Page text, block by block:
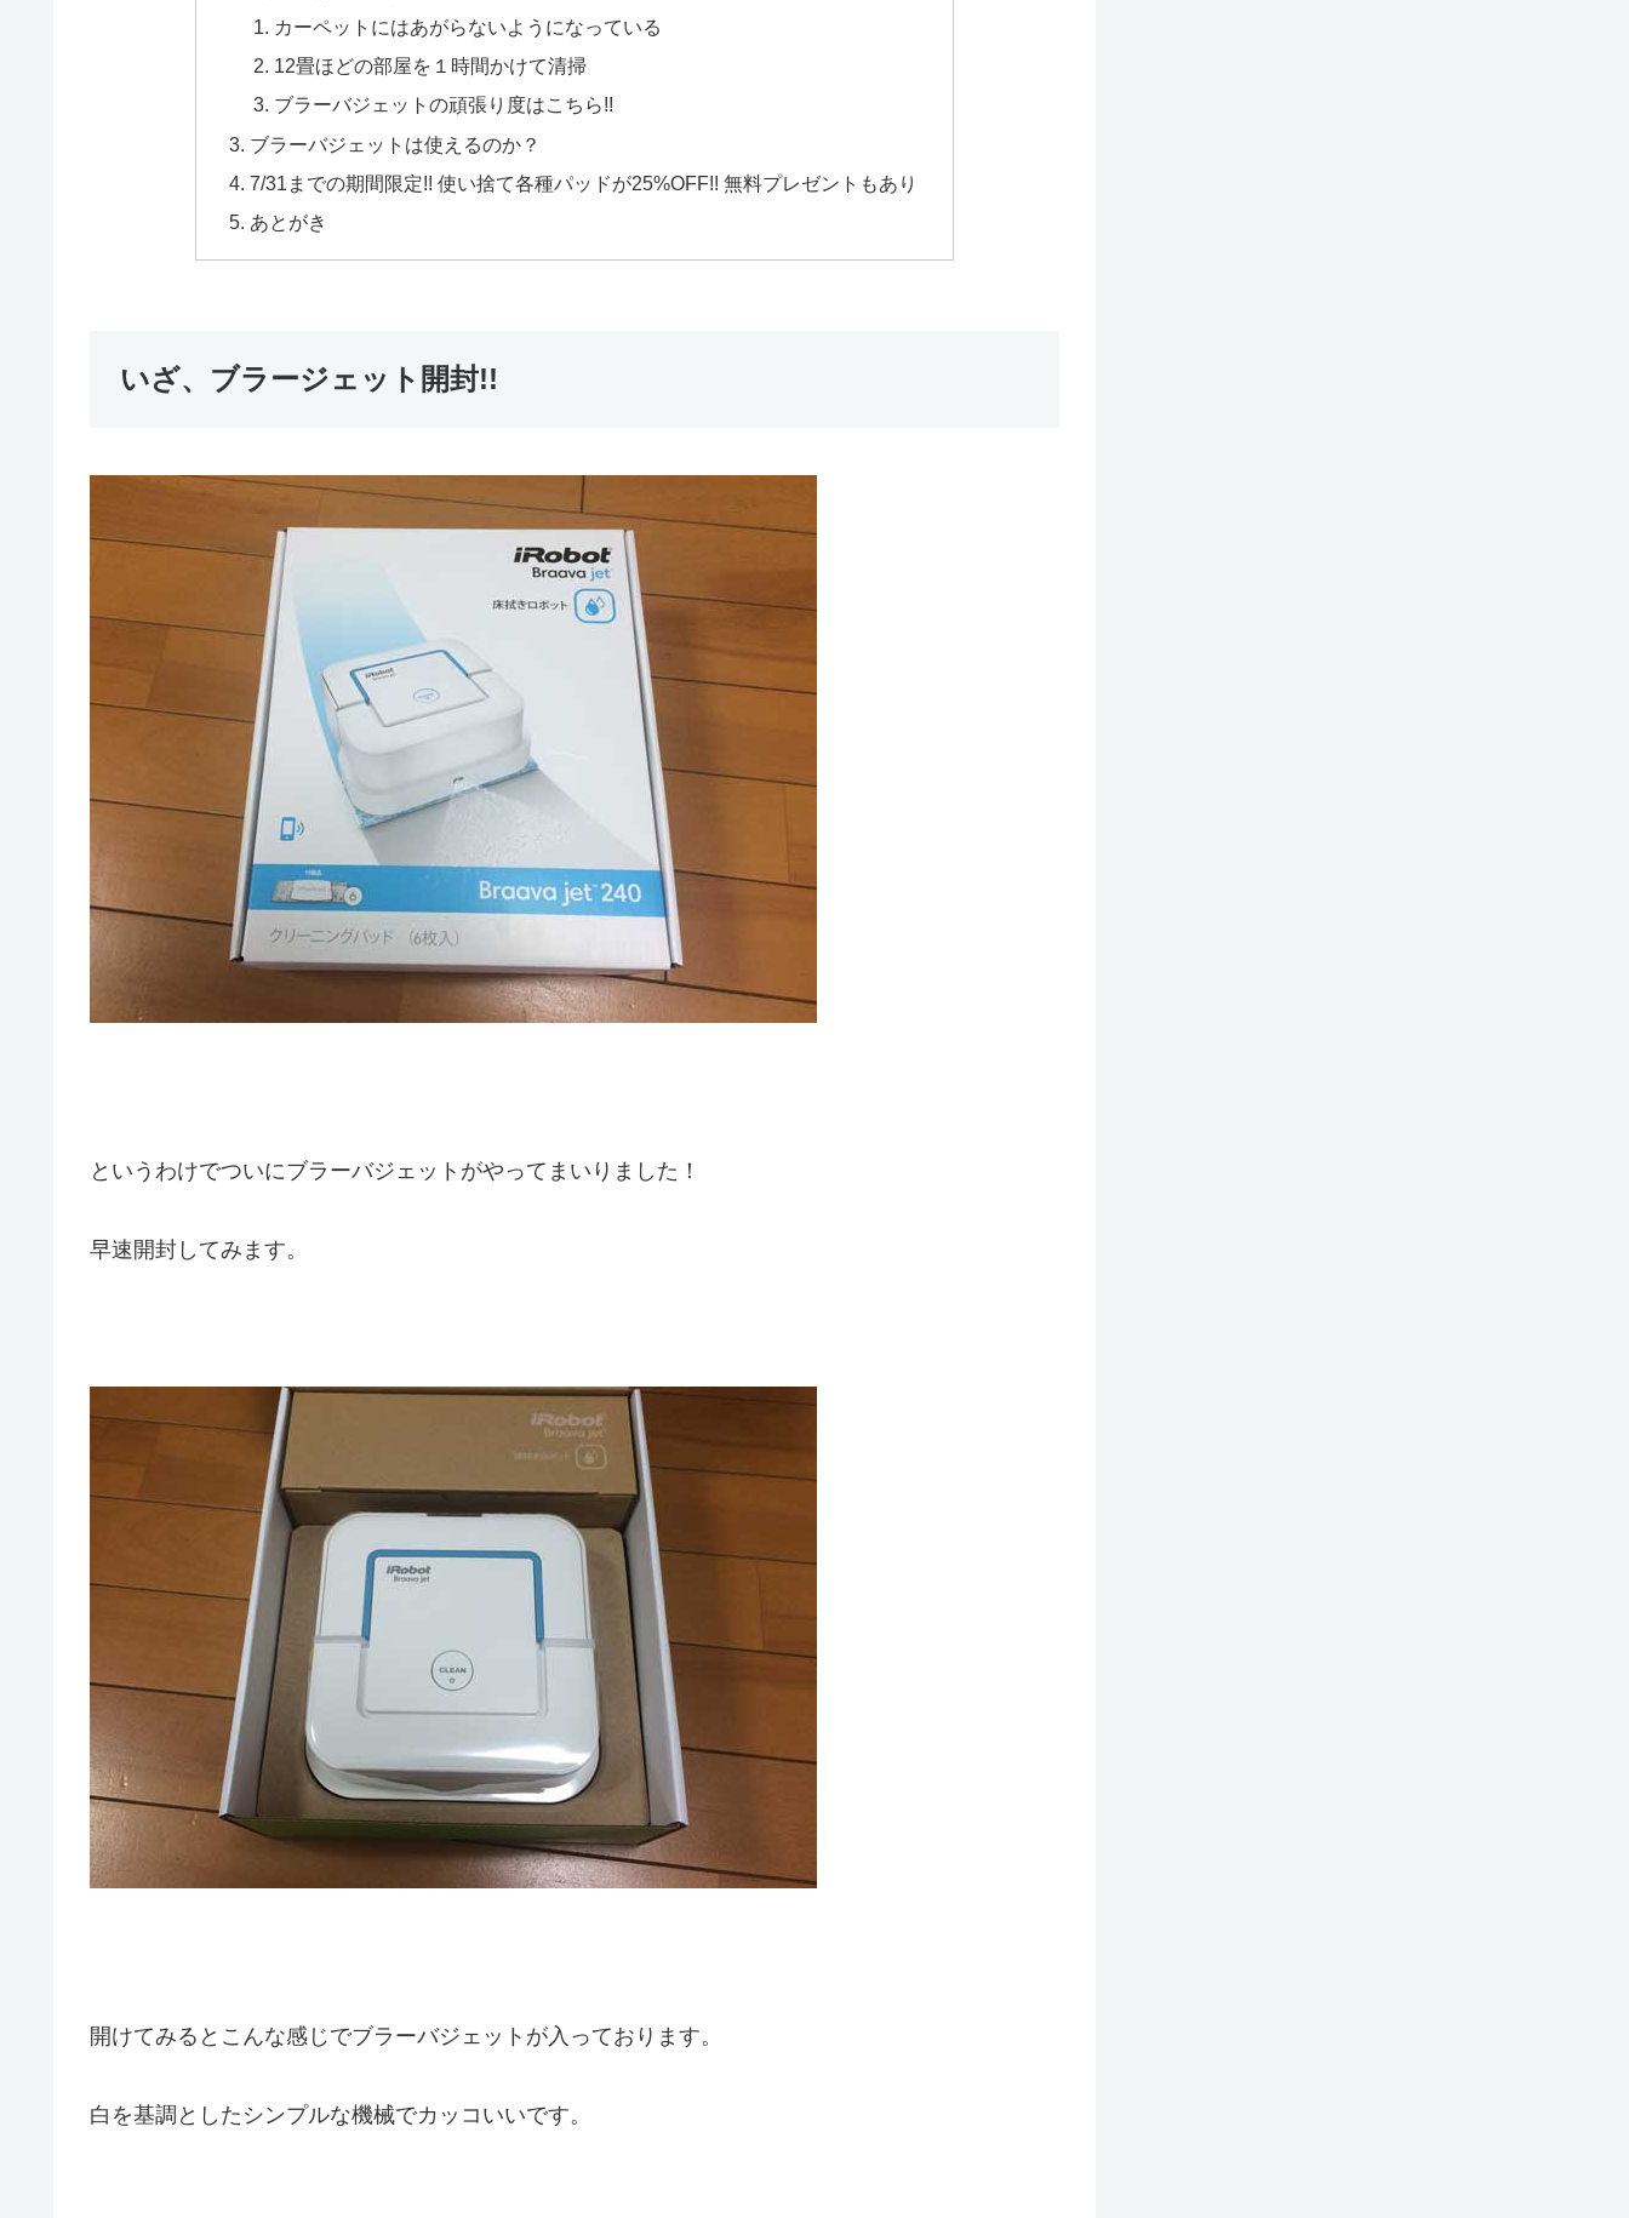
カーペットにはあがらないようになっている
12畳ほどの部屋を１時間かけて清掃
ブラーバジェットの頑張り度はこちら!!
ブラーバジェットは使えるのか？
7/31までの期間限定!! 使い捨て各種パッドが25%OFF!! 無料プレゼントもあり
あとがき
いざ、ブラージェット開封!!
というわけでついにブラーバジェットがやってまいりました！
早速開封してみます。
開けてみるとこんな感じでブラーバジェットが入っております。
白を基調としたシンプルな機械でカッコいいです。